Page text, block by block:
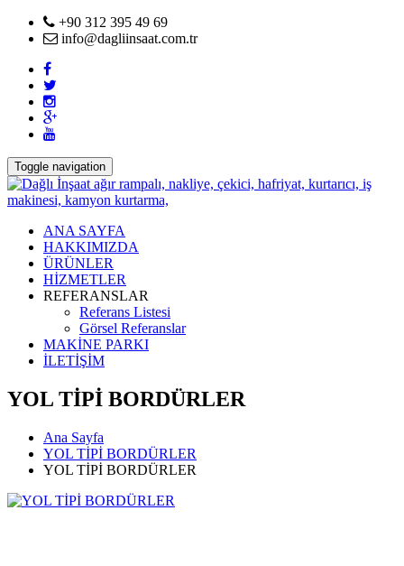
+90 312 395 49 69
info@dagliinsaat.com.tr
Toggle navigation
ANA SAYFA
HAKKIMIZDA
ÜRÜNLER
HİZMETLER
REFERANSLAR
Referans Listesi
Görsel Referanslar
MAKİNE PARKI
İLETİŞİM
YOL TİPİ BORDÜRLER
Ana Sayfa
YOL TİPİ BORDÜRLER
YOL TİPİ BORDÜRLER